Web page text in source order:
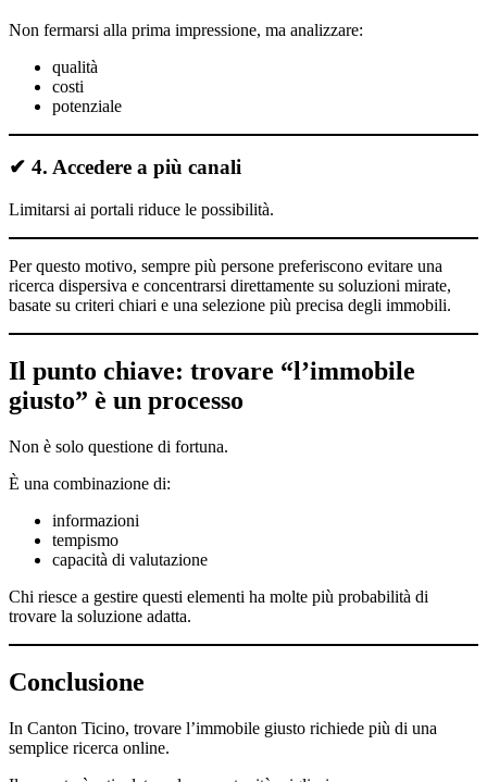
Non fermarsi alla prima impressione, ma analizzare:
qualità
costi
potenziale
✔ 4. Accedere a più canali
Limitarsi ai portali riduce le possibilità.
Per questo motivo, sempre più persone preferiscono evitare una
ricerca dispersiva e concentrarsi direttamente su soluzioni mirate,
basate su criteri chiari e una selezione più precisa degli immobili.
Il punto chiave: trovare “l’immobile
giusto” è un processo
Non è solo questione di fortuna.
È una combinazione di:
informazioni
tempismo
capacità di valutazione
Chi riesce a gestire questi elementi ha molte più probabilità di
trovare la soluzione adatta.
Conclusione
In Canton Ticino, trovare l’immobile giusto richiede più di una
semplice ricerca online.